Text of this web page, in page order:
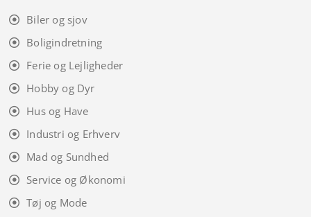
Biler og sjov
Boligindretning
Ferie og Lejligheder
Hobby og Dyr
Hus og Have
Industri og Erhverv
Mad og Sundhed
Service og Økonomi
Tøj og Mode